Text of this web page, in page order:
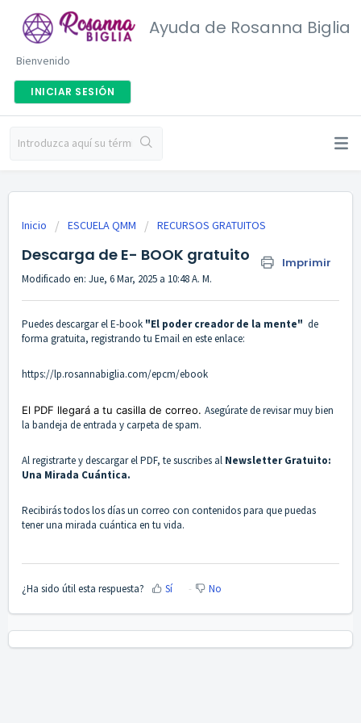
Ayuda de Rosanna Biglia
Bienvenido
INICIAR SESIÓN
Inicio ESCUELA QMM RECURSOS GRATUITOS
Descarga de E- BOOK gratuito Imprimir
Modificado en: Jue, 6 Mar, 2025 a 10:48 A. M.
Puedes descargar el E-book "El poder creador de la mente" de
forma gratuita, registrando tu Email en este enlace:
https://lp.rosannabiglia.com/epcm/ebook
El PDF llegará a tu casilla de correo. Asegúrate de revisar muy bien
la bandeja de entrada y carpeta de spam.
Al registrarte y descargar el PDF, te suscribes al Newsletter Gratuito:
Una Mirada Cuántica.
Recibirás todos los días un correo con contenidos para que puedas
tener una mirada cuántica en tu vida.
¿Ha sido útil esta respuesta? Sí No